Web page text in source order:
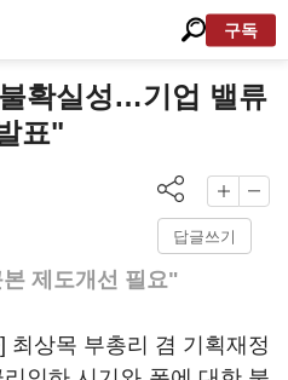
구독
확실성…기업 밸류
표"
답글쓰기
제도개선 필요"
최상목 부총리 겸 기획재정